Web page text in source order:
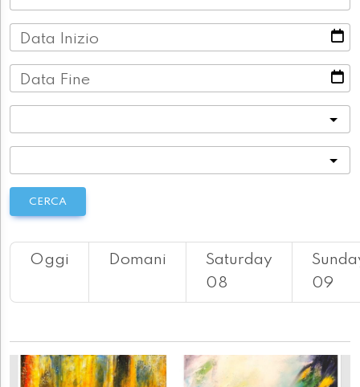
Data Inizio
Data Fine
CERCA
Oggi Domani
Saturday
08
09